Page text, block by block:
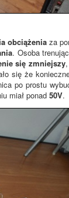
obciążeniaza
. Osoba
się zmniejszy
się że
po prostu
miał ponad 50V.